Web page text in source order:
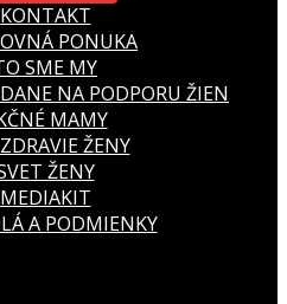
KONTAKT
PONUKA
SME MY
NA PODPORU ŽIEN
MAMY
ŽENY
ŽENY
MEDIAKIT
A PODMIENKY